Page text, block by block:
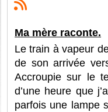
Ma mère raconte.
Le train à vapeur
de son arrivée
Accroupie sur le
d’une heure que
parfois une lampe